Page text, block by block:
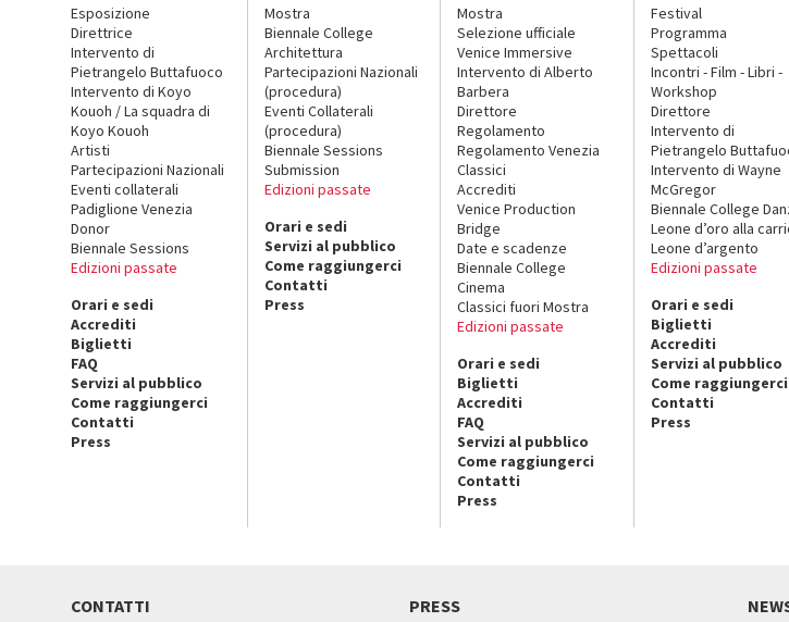
Esposizione
Direttrice
Intervento di
Pietrangelo Buttafuoco
Intervento di Koyo
Kouoh / La squadra di
Koyo Kouoh
Artisti
Partecipazioni Nazionali
Eventi collaterali
Padiglione Venezia
Donor
Biennale Sessions
Edizioni passate
Orari e sedi
Accrediti
Biglietti
FAQ
Servizi al pubblico
Come raggiungerci
Contatti
Press
Mostra
Biennale College
Architettura
Partecipazioni Nazionali
(procedura)
Eventi Collaterali
(procedura)
Biennale Sessions
Submission
Edizioni passate
Orari e sedi
Servizi al pubblico
Come raggiungerci
Contatti
Press
Mostra
Selezione ufficiale
Venice Immersive
Intervento di Alberto
Barbera
Direttore
Regolamento
Regolamento Venezia
Classici
Accrediti
Venice Production
Bridge
Date e scadenze
Biennale College
Cinema
Classici fuori Mostra
Edizioni passate
Orari e sedi
Biglietti
Accrediti
FAQ
Servizi al pubblico
Come raggiungerci
Contatti
Press
Festival
Programma
Spettacoli
Incontri - Film - Libri -
Workshop
Direttore
Intervento di
Pietrangelo
Intervento di Wayne
McGregor
Biennale College
Leone d’oro alla
Leone d’argento
Edizioni passate
Orari e sedi
Biglietti
Accrediti
Servizi al pubblico
Come raggiungerci
Contatti
Press
CONTATTI PRESS